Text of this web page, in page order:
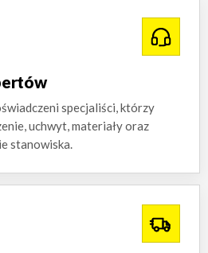
specjaliści, którzy
uchwyt, materiały oraz
stanowiska.